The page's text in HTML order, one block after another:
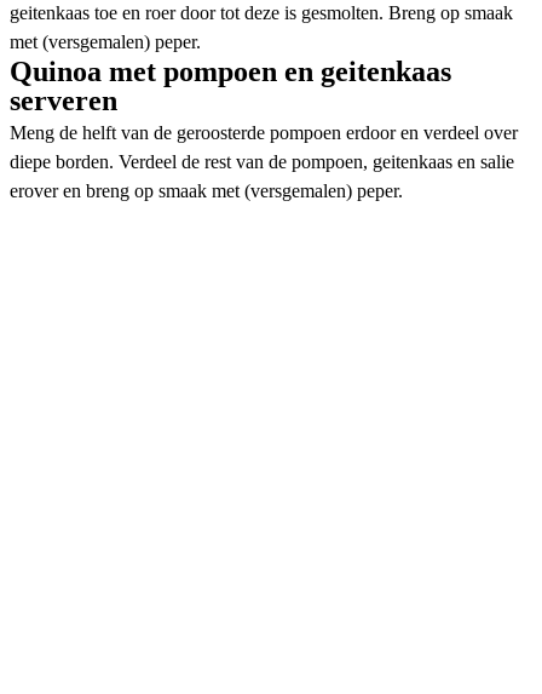
geitenkaas toe en roer door tot deze is gesmolten. Breng op smaak
met (versgemalen) peper.
Quinoa met pompoen en geitenkaas
serveren
Meng de helft van de geroosterde pompoen erdoor en verdeel over
diepe borden. Verdeel de rest van de pompoen, geitenkaas en salie
erover en breng op smaak met (versgemalen) peper.